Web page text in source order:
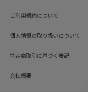
ご利用規約について
個人情報の取り扱いについて
特定商取引に基づく表記
会社概要